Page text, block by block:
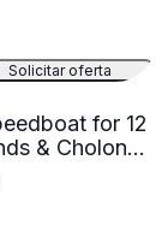
Solicitar oferta
for 12
& Cholon